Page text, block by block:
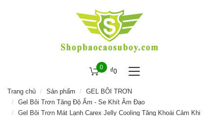
0
0
₫
Trang chủ Sản phẩm
GEL BÔI TRƠN
Gel Bôi Trơn Tăng Độ Ẩm - Se Khít Âm Đạo
Gel Bôi Trơn Mát Lạnh Carex Jelly Cooling Tăng Khoái Cảm Khi